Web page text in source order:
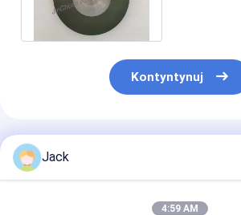
Kontyntynuj
Polecane Produkty
Jack
4:59 AM